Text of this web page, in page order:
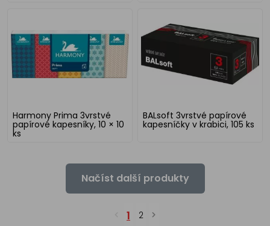
Harmony Prima 3vrstvé
papírové kapesníky, 10 × 10
ks
BALsoft 3vrstvé papírové
kapesníčky v krabici, 105 ks
Načíst další produkty
1 2